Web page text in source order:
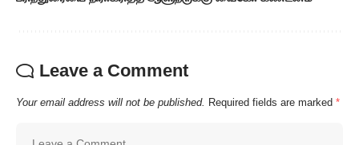
Leave a Comment
Your email address will not be published. Required fields are marked *